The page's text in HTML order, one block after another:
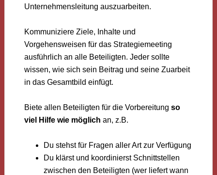
Unternehmensleitung auszuarbeiten.
Kommuniziere Ziele, Inhalte und
Vorgehensweisen für das Strategiemeeting
ausführlich an alle Beteiligten. Jeder sollte
wissen, wie sich sein Beitrag und seine Zuarbeit
in das Gesamtbild einfügt.
Biete allen Beteiligten für die Vorbereitung so
viel Hilfe wie möglich an, z.B.
Du stehst für Fragen aller Art zur Verfügung
Du klärst und koordinierst Schnittstellen
zwischen den Beteiligten (wer liefert wann